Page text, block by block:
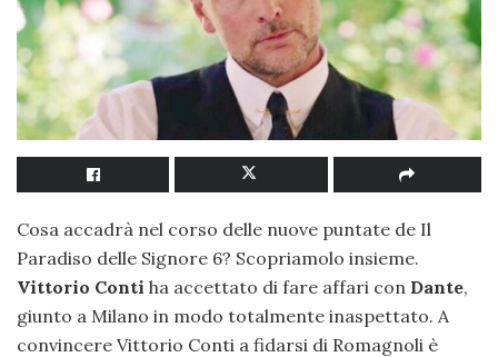
Cosa accadrà nel corso delle nuove puntate de Il
Paradiso delle Signore 6? Scopriamolo insieme.
Vittorio Conti ha accettato di fare affari con Dante,
giunto a Milano in modo totalmente inaspettato. A
convincere Vittorio Conti a fidarsi di Romagnoli è